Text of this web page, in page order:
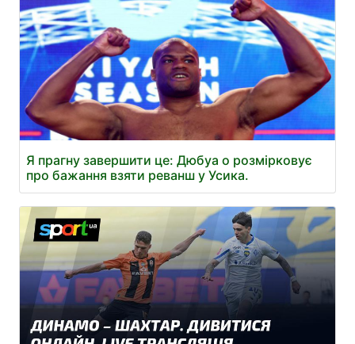
Я прагну завершити це: Дюбуа о розмірковує
про бажання взяти реванш у Усика.